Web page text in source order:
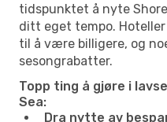
tidspunktet å nyte
ditt eget tempo.
til å være billigere, og
sesongrabatter.
Topp ting å gjøre i
Sea:
Dra nytte av